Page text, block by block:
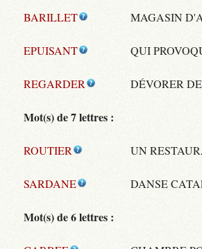
BARILLET MAGASIN
EPUISANT QUI
REGARDER DÉVORER
Mot(s) de 7 lettres :
ROUTIER UN
SARDANE DANSE
Mot(s) de 6 lettres :